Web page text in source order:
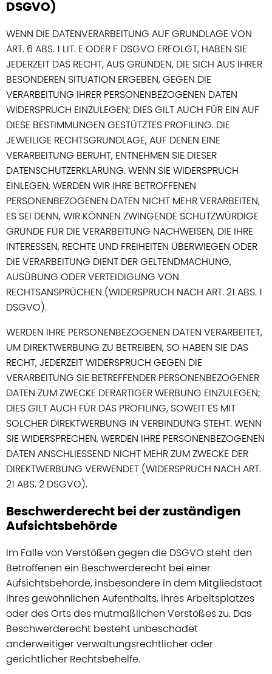
DSGVO)
WENN DIE DATENVERARBEITUNG AUF GRUNDLAGE VON
ART. 6 ABS. 1 LIT. E ODER F DSGVO ERFOLGT, HABEN SIE
JEDERZEIT DAS RECHT, AUS GRÜNDEN, DIE SICH AUS IHRER
BESONDEREN SITUATION ERGEBEN, GEGEN DIE
VERARBEITUNG IHRER PERSONENBEZOGENEN DATEN
WIDERSPRUCH EINZULEGEN; DIES GILT AUCH FÜR EIN AUF
DIESE BESTIMMUNGEN GESTÜTZTES PROFILING. DIE
JEWEILIGE RECHTSGRUNDLAGE, AUF DENEN EINE
VERARBEITUNG BERUHT, ENTNEHMEN SIE DIESER
DATENSCHUTZERKLÄRUNG. WENN SIE WIDERSPRUCH
EINLEGEN, WERDEN WIR IHRE BETROFFENEN
PERSONENBEZOGENEN DATEN NICHT MEHR VERARBEITEN,
ES SEI DENN, WIR KÖNNEN ZWINGENDE SCHUTZWÜRDIGE
GRÜNDE FÜR DIE VERARBEITUNG NACHWEISEN, DIE IHRE
INTERESSEN, RECHTE UND FREIHEITEN ÜBERWIEGEN ODER
DIE VERARBEITUNG DIENT DER GELTENDMACHUNG,
AUSÜBUNG ODER VERTEIDIGUNG VON
RECHTSANSPRÜCHEN (WIDERSPRUCH NACH ART. 21 ABS. 1
DSGVO).
WERDEN IHRE PERSONENBEZOGENEN DATEN VERARBEITET,
UM DIREKTWERBUNG ZU BETREIBEN, SO HABEN SIE DAS
RECHT, JEDERZEIT WIDERSPRUCH GEGEN DIE
VERARBEITUNG SIE BETREFFENDER PERSONENBEZOGENER
DATEN ZUM ZWECKE DERARTIGER WERBUNG EINZULEGEN;
DIES GILT AUCH FÜR DAS PROFILING, SOWEIT ES MIT
SOLCHER DIREKTWERBUNG IN VERBINDUNG STEHT. WENN
SIE WIDERSPRECHEN, WERDEN IHRE PERSONENBEZOGENEN
DATEN ANSCHLIESSEND NICHT MEHR ZUM ZWECKE DER
DIREKTWERBUNG VERWENDET (WIDERSPRUCH NACH ART.
21 ABS. 2 DSGVO).
Beschwerderecht bei der zuständigen
Aufsichtsbehörde
Im Falle von Verstößen gegen die DSGVO steht den
Betroffenen ein Beschwerderecht bei einer
Aufsichtsbehörde, insbesondere in dem Mitgliedstaat
ihres gewöhnlichen Aufenthalts, ihres Arbeitsplatzes
oder des Orts des mutmaßlichen Verstoßes zu. Das
Beschwerderecht besteht unbeschadet
anderweitiger verwaltungsrechtlicher oder
gerichtlicher Rechtsbehelfe.